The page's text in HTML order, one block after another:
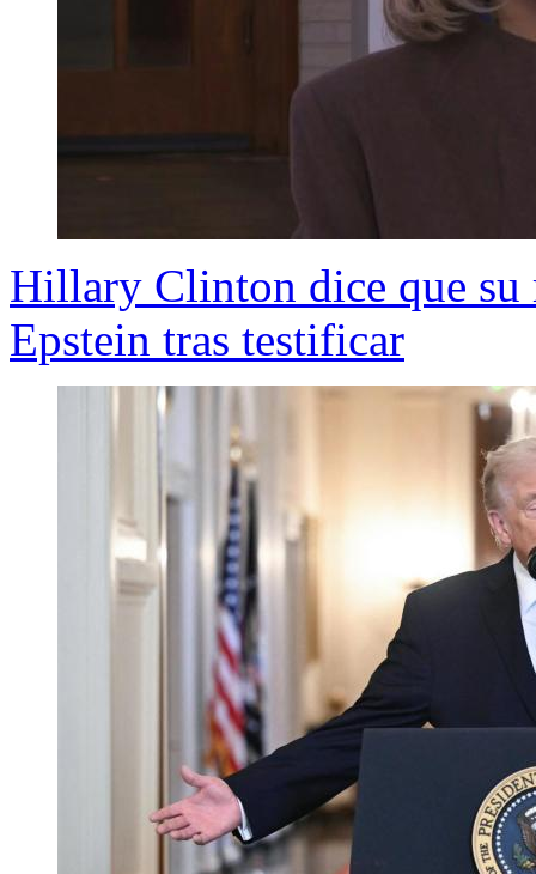
Hillary Clinton dice que su
Epstein tras testificar